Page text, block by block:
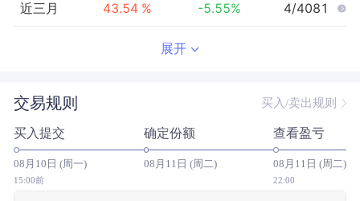
近三月 43.54 % -5.55% 4/4081
近三年 --/--
近五年 -- 0.00% --/--
今年以来 8/3837
展开
交易规则 买入/卖出规则
买入提交
08月10日 (周一)
15:00前
确定份额
08月11日 (周二)
查看盈亏
08月11日 (周二)
22:00